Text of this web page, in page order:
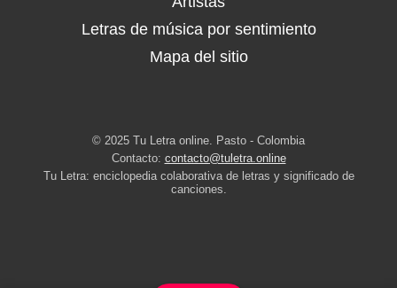
Letras de música por sentimiento
Mapa del sitio
© 2025 Tu Letra online. Pasto - Colombia
Contacto: contacto@tuletra.online
Tu Letra: enciclopedia colaborativa de letras y significado de
canciones.